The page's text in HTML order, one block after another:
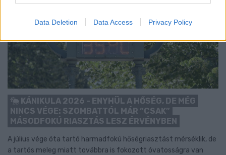
Data Deletion Data Access Privacy Policy
KÁNIKULA 2026 - ENYHÜL A HŐSÉG, DE MÉG
NINCS VÉGE: SZOMBATTÓL MÁR “CSAK”
MÁSODFOKÚ RIASZTÁS LESZ ÉRVÉNYBEN
A július vége óta tartó harmadfokú hőségriasztást mérséklik, de
a tartós meleg miatt továbbra is fokozott óvatosságra van